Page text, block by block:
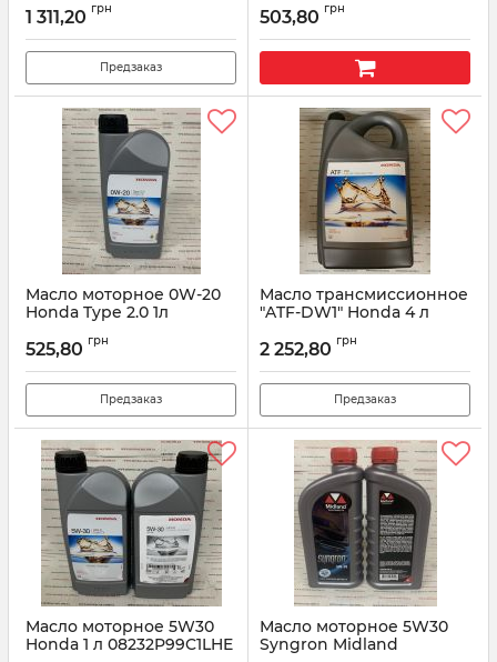
1 311,20 грн
Предзаказ
Артикул: 22090106002
503,80 грн
Масло моторное 0W-20
Honda Type 2.0 1л
Артикул: R2029901701L5
525,80 грн
Предзаказ
Масло трансмиссионное
"ATF-DW1" Honda 4 л
Артикул: 0826899904HE
2 252,80 грн
Предзаказ
Масло моторное 5W30
Honda 1 л 08232P99C1LHE
Масло моторное 5W30
Syngron Midland